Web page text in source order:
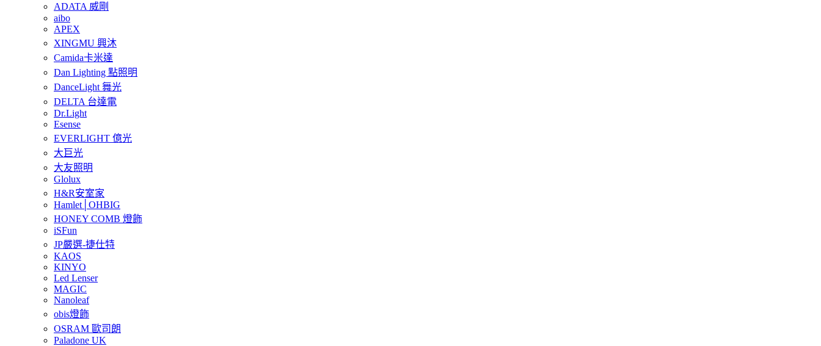
ADATA 威剛
aibo
APEX
XINGMU 興沐
Camida卡米達
Dan Lighting 點照明
DanceLight 舞光
DELTA 台達電
Dr.Light
Esense
EVERLIGHT 億光
大巨光
大友照明
Glolux
H&R安室家
Hamlet│OHBIG
HONEY COMB 燈飾
iSFun
JP嚴選-捷仕特
KAOS
KINYO
Led Lenser
MAGIC
Nanoleaf
obis燈飾
OSRAM 歐司朗
Paladone UK